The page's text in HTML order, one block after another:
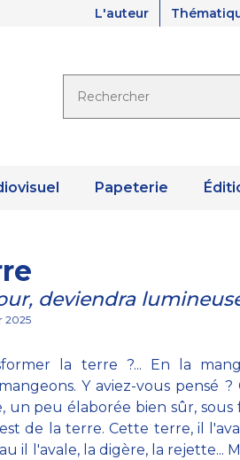
L'auteur
Papeterie
deviendra
2025
la terre ?... En la
Y aviez-vous pensé
un peu élaborée bien sûr,
de la terre. Cette terre, il
il l'avale, la digère, la rejette...